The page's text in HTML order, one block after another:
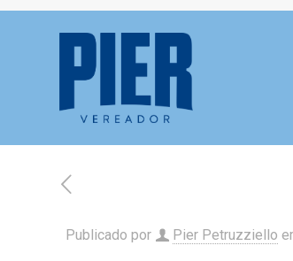
Home
Publicado por Pier Petruzziello